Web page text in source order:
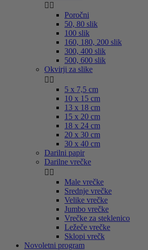
 
Poročni
50, 80 slik
100 slik
160, 180, 200 slik
300, 400 slik
500, 600 slik
Okvirji za slike
 
5 x 7,5 cm
10 x 15 cm
13 x 18 cm
15 x 20 cm
18 x 24 cm
20 x 30 cm
30 x 40 cm
Darilni papir
Darilne vrečke
 
Male vrečke
Srednje vrečke
Velike vrečke
Jumbo vrečke
Vrečke za steklenico
Ležeče vrečke
Sklopi vrečk
Novoletni program